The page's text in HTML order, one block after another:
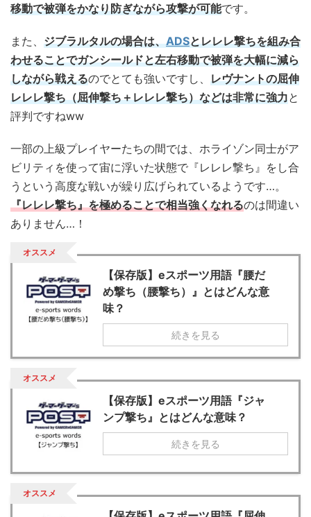
移動で被弾をかなり防ぎながら攻撃が可能です。
また、 ジブラルタルの場合は、ADSとレレレ撃ちを組み合
わせることでガンシールドと左右移動で被弾を大幅に減ら
しながら戦えるのでとても強いですし、 レヴナントの屈伸
レレレ撃ち（屈伸撃ち＋レレレ撃ち）などは非常に強力と
評判ですねww
一部の上級プレイヤーたちの間では、ホライゾン同士がア
ビリティを使って宙に浮いた状態で『レレレ撃ち』をし合
うという高度な戦いが繰り広げられているようです…。
『レレレ撃ち』を極めることで相当強くなれるのは間違い
ありません…！
オススメ
【保存版】eスポーツ用語『腰だ
め撃ち（腰撃ち）』とはどんな意
味？
続きを見る
オススメ
【保存版】eスポーツ用語『ジャ
ンプ撃ち』とはどんな意味？
続きを見る
オススメ